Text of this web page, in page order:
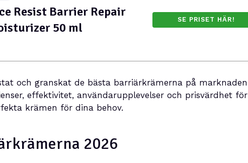
Resist Barrier Repair
50 ml
SE PRISET HÄR!
och granskat de bästa barriärkrämerna på marknaden
effektivitet, användarupplevelser och prisvärdhet för
krämen för dina behov.
2026